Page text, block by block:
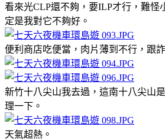
看來光CLP還不夠，要ILP才行，難怪
定是我對它不夠好。
便利商店吃便當，肉片薄到不行，跟
新竹十八尖山我去過，這南十八尖山
理一下。
天氣超熱。